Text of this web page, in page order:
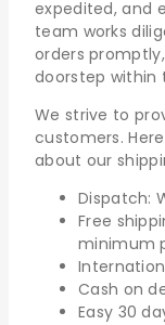
expedited, and
team works
orders
doorstep
We strive to
customers.
about our
Dispatch:
Free
minimum
Cash on
Easy 30